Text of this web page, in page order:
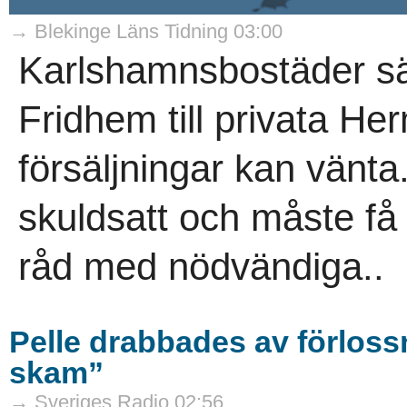
→ Blekinge Läns Tidning 03:00
Karlshamnsbostäder
Fridhem till privata
försäljningar kan
skuldsatt och måste
råd med nödvändiga..
Pelle drabbades av
skam”
→ Sveriges Radio 02:56